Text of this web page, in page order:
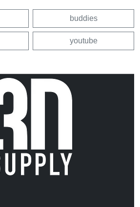
buddies
youtube